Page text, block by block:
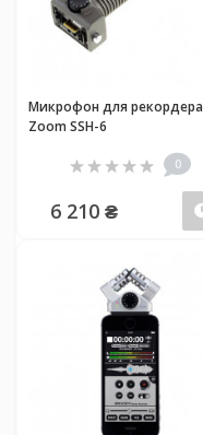
Микрофон для рекордера
Zoom SSH-6
0
6 210 ₴